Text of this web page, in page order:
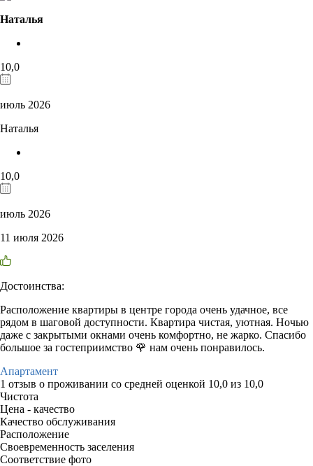
Наталья
10,0
июль 2026
Наталья
10,0
июль 2026
11 июля 2026
Достоинства:
Расположение квартиры в центре города очень удачное, все
рядом в шаговой доступности. Квартира чистая, уютная. Ночью
даже с закрытыми окнами очень комфортно, не жарко. Спасибо
большое за гостеприимство 🌹 нам очень понравилось.
Апартамент
1 отзыв о проживании со средней оценкой 10,0 из 10,0
Чистота
Цена - качество
Качество обслуживания
Расположение
Своевременность заселения
Соответствие фото